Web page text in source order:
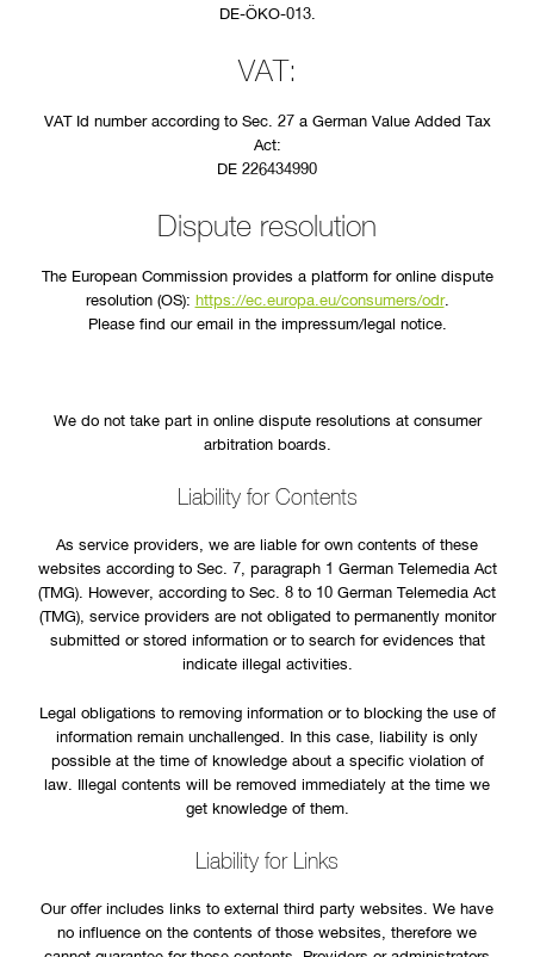
DE-ÖKO-013.
VAT:
VAT Id number according to Sec. 27 a German Value Added Tax
Act:
DE 226434990
Dispute resolution
The European Commission provides a platform for online dispute
resolution (OS): https://ec.europa.eu/consumers/odr.
Please find our email in the impressum/legal notice.
We do not take part in online dispute resolutions at consumer
arbitration boards.
Liability for Contents
As service providers, we are liable for own contents of these
websites according to Sec. 7, paragraph 1 German Telemedia Act
(TMG). However, according to Sec. 8 to 10 German Telemedia Act
(TMG), service providers are not obligated to permanently monitor
submitted or stored information or to search for evidences that
indicate illegal activities.
Legal obligations to removing information or to blocking the use of
information remain unchallenged. In this case, liability is only
possible at the time of knowledge about a specific violation of
law. Illegal contents will be removed immediately at the time we
get knowledge of them.
Liability for Links
Our offer includes links to external third party websites. We have
no influence on the contents of those websites, therefore we